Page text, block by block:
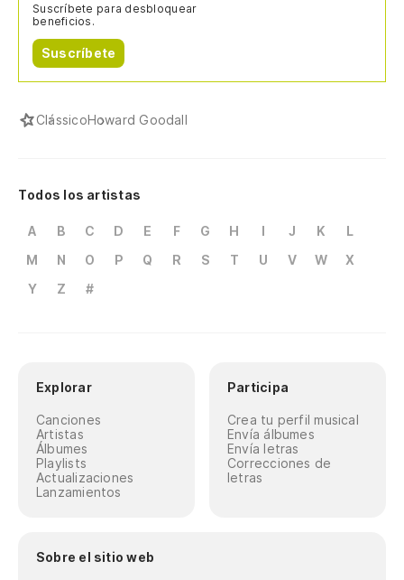
Suscríbete para desbloquear
beneficios.
Suscríbete
ClássicoHoward Goodall
Todos los artistas
A B C D E F G H I J K
L
M
N O P Q R S T U V W
X
Y
Z #
Explorar
Canciones
Artistas
Álbumes
Playlists
Actualizaciones
Lanzamientos
Participa
Crea tu perfil musical
Envía álbumes
Envía letras
Correcciones de
letras
Sobre el sitio web